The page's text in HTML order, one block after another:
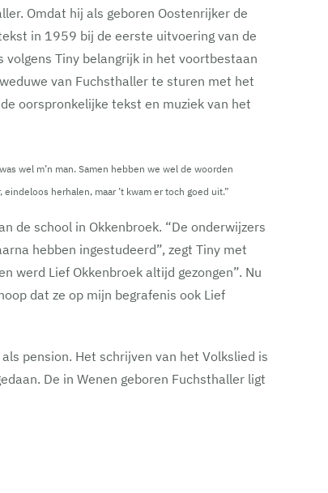
Omdat hij als geboren Oostenrijker de
in 1959 bij de eerste uitvoering van de
Tiny belangrijk in het voortbestaan
van Fuchsthaller te sturen met het
oorspronkelijke tekst en muziek van het
wel m’n man. Samen hebben we wel de woorden
herhalen, maar ’t kwam er toch goed uit.”
de school in Okkenbroek. “De onderwijzers
hebben ingestudeerd”, zegt Tiny met
werd Lief Okkenbroek altijd gezongen”. Nu
dat ze op mijn begrafenis ook Lief
pension. Het schrijven van het Volkslied is
De in Wenen geboren Fuchsthaller ligt